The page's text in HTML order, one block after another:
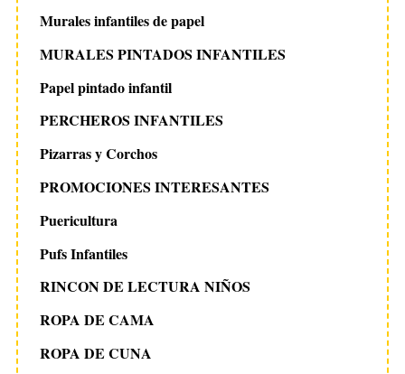
Murales infantiles de papel
MURALES PINTADOS INFANTILES
Papel pintado infantil
PERCHEROS INFANTILES
Pizarras y Corchos
PROMOCIONES INTERESANTES
Puericultura
Pufs Infantiles
RINCON DE LECTURA NIÑOS
ROPA DE CAMA
ROPA DE CUNA